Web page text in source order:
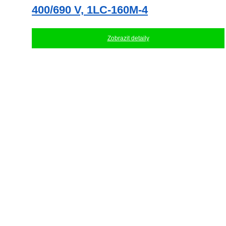
400/690 V, 1LC-160M-4
Zobrazit detaily